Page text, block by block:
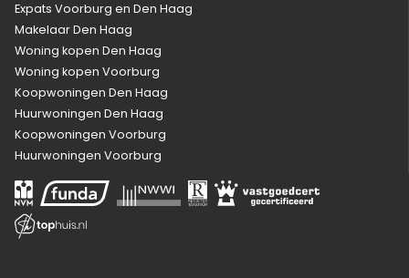
Expats Voorburg en Den Haag
Makelaar Den Haag
Woning kopen Den Haag
Woning kopen Voorburg
Koopwoningen Den Haag
Huurwoningen Den Haag
Koopwoningen Voorburg
Huurwoningen Voorburg